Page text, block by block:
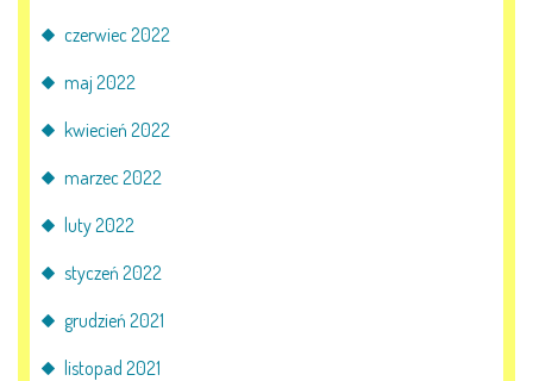
czerwiec 2022
maj 2022
kwiecień 2022
marzec 2022
luty 2022
styczeń 2022
grudzień 2021
listopad 2021